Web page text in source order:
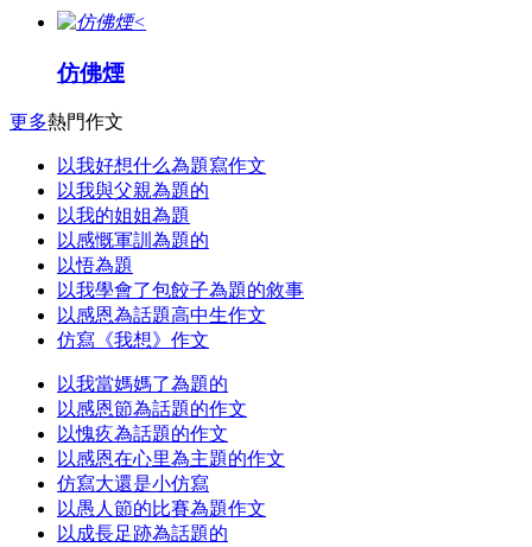
<
仿佛煙
更多熱門作文
以我好想什么為題寫作文
以我與父親為題的
以我的姐姐為題
以感慨軍訓為題的
以悟為題
以我學會了包餃子為題的敘事
以感恩為話題高中生作文
仿寫《我想》作文
以我當媽媽了為題的
以感恩節為話題的作文
以愧疚為話題的作文
以感恩在心里為主題的作文
仿寫大還是小仿寫
以愚人節的比賽為題作文
以成長足跡為話題的